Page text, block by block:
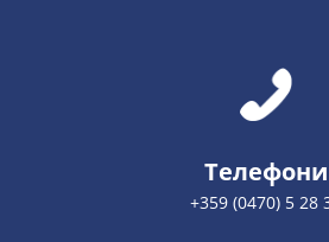
Телефони
+359 (0470) 5 28